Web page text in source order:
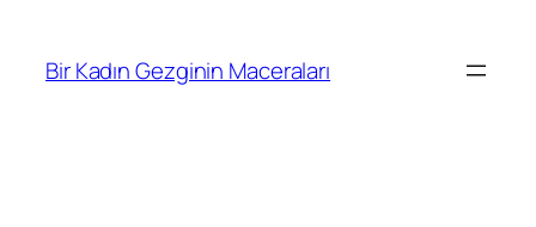
Bir Kadın Gezginin Maceraları